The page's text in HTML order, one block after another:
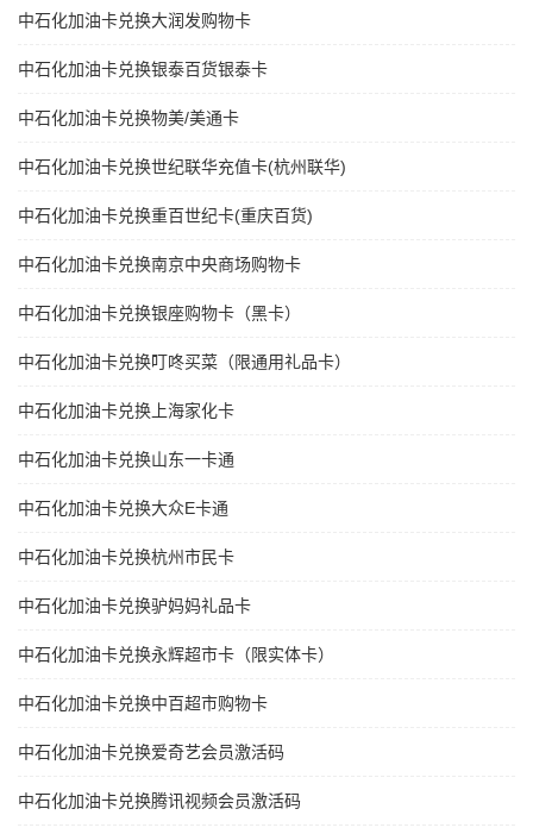
中石化加油卡兑换大润发购物卡
中石化加油卡兑换银泰百货银泰卡
中石化加油卡兑换物美/美通卡
中石化加油卡兑换世纪联华充值卡(杭州联华)
中石化加油卡兑换重百世纪卡(重庆百货)
中石化加油卡兑换南京中央商场购物卡
中石化加油卡兑换银座购物卡（黑卡）
中石化加油卡兑换叮咚买菜（限通用礼品卡）
中石化加油卡兑换上海家化卡
中石化加油卡兑换山东一卡通
中石化加油卡兑换大众E卡通
中石化加油卡兑换杭州市民卡
中石化加油卡兑换驴妈妈礼品卡
中石化加油卡兑换永辉超市卡（限实体卡）
中石化加油卡兑换中百超市购物卡
中石化加油卡兑换爱奇艺会员激活码
中石化加油卡兑换腾讯视频会员激活码